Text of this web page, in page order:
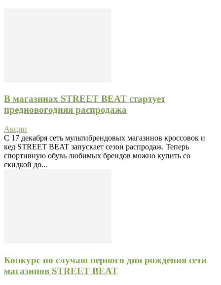
В магазинах STREET BEAT стартует
предновогодняя распродажа
Акции
C 17 декабря сеть мультибрендовых магазинов кроссовок и
кед STREET BEAT запускает сезон распродаж. Теперь
спортивную обувь любимых брендов можно купить со
скидкой до...
Конкурс по случаю первого дня рождения сети
магазинов STREET BEAT